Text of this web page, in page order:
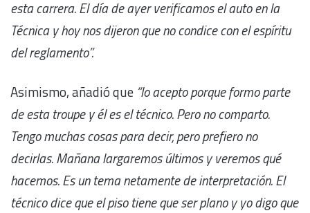
esta carrera. El día de ayer verificamos el auto en la
Técnica y hoy nos dijeron que no condice con el espíritu
del reglamento”.
Asimismo, añadió que “lo acepto porque formo parte
de esta troupe y él es el técnico. Pero no comparto.
Tengo muchas cosas para decir, pero prefiero no
decirlas. Mañana largaremos últimos y veremos qué
hacemos. Es un tema netamente de interpretación. El
técnico dice que el piso tiene que ser plano y yo digo que